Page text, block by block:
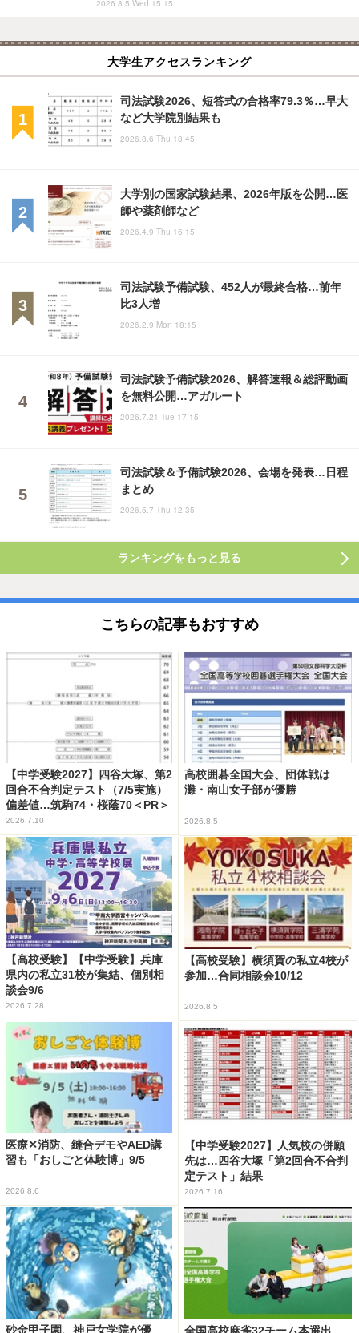
2026.8.5 Wed 15:15
大学生アクセスランキング
司法試験2026、短答式の合格率79.3％…早大
など大学院別結果も
2026.8.6 Thu 18:45
大学別の国家試験結果、2026年版を公開…医
師や薬剤師など
2026.4.9 Thu 16:15
司法試験予備試験、452人が最終合格…前年
比3人増
2026.2.9 Mon 18:15
司法試験予備試験2026、解答速報＆総評動画
を無料公開…アガルート
2026.7.21 Tue 17:15
司法試験＆予備試験2026、会場を発表…日程
まとめ
2026.5.7 Thu 12:35
ランキングをもっと見る
こちらの記事もおすすめ
【中学受験2027】四谷大塚、第2
回合不合判定テスト（7/5実施）
偏差値…筑駒74・桜蔭70＜PR＞
2026.7.10
高校囲碁全国大会、団体戦は
灘・南山女子部が優勝
2026.8.5
【高校受験】【中学受験】兵庫
県内の私立31校が集結、個別相
談会9/6
2026.7.28
【高校受験】横須賀の私立4校が
参加…合同相談会10/12
2026.8.5
医療✕消防、縫合デモやAED講
習も「おしごと体験博」9/5
2026.8.6
【中学受験2027】人気校の併願
先は…四谷大塚「第2回合不合判
定テスト」結果
2026.7.16
砂金甲子園、神戸女学院が優
全国高校麻雀32チーム本選出